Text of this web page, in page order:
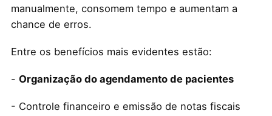
manualmente, consomem tempo e aumentam a
chance de erros.
Entre os benefícios mais evidentes estão:
- Organização do agendamento de pacientes
- Controle financeiro e emissão de notas fiscais